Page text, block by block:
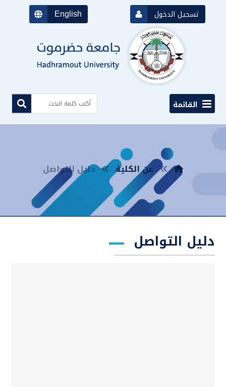
English تسجيل الدخول
القائمة
عن الكلية دليل التواصل
دليل التواصل